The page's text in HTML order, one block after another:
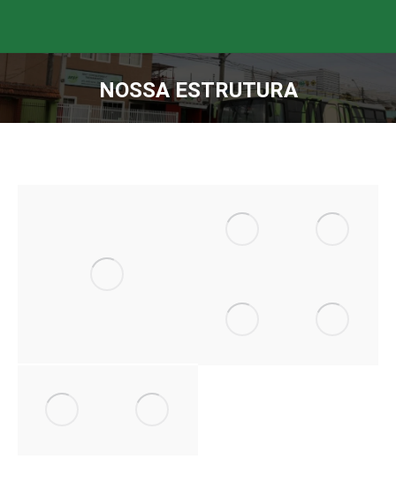
NOSSA ESTRUTURA
Você está aqui: